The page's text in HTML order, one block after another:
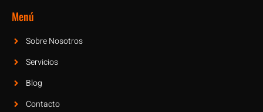
Menú
Sobre Nosotros
Servicios
Blog
Contacto